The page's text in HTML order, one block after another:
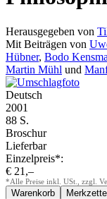
Herausgegeben von
Mit Beiträgen von
Hübner, Bodo
Martin Mühl und
Deutsch
2001
88 S.
Broschur
Lieferbar
Einzelpreis*:
€ 21,–
*Alle Preise inkl. USt., zzgl.